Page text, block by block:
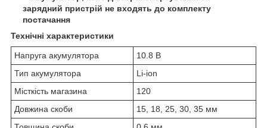
зарядний пристрій не входять до комплекту
постачання
Технічні характеристики
Напруга акумулятора
10.8 В
Тип акумулятора
Li-ion
Місткість магазина
120
Довжина скоби
15, 18, 25, 30, 35 мм